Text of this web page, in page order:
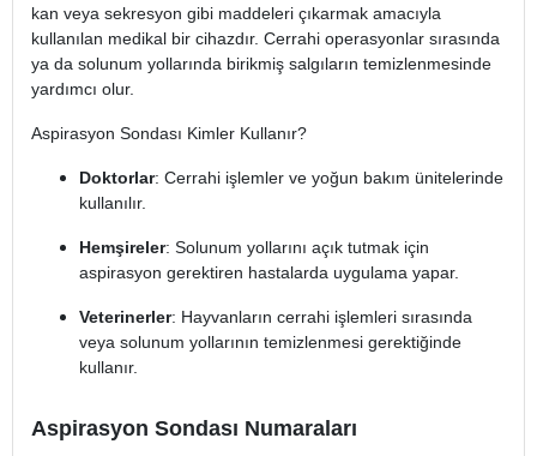
kan veya sekresyon gibi maddeleri çıkarmak amacıyla
kullanılan medikal bir cihazdır. Cerrahi operasyonlar sırasında
ya da solunum yollarında birikmiş salgıların temizlenmesinde
yardımcı olur.
Aspirasyon Sondası Kimler Kullanır?
Doktorlar: Cerrahi işlemler ve yoğun bakım ünitelerinde
kullanılır.
Hemşireler: Solunum yollarını açık tutmak için
aspirasyon gerektiren hastalarda uygulama yapar.
Veterinerler: Hayvanların cerrahi işlemleri sırasında
veya solunum yollarının temizlenmesi gerektiğinde
kullanır.
Aspirasyon Sondası Numaraları